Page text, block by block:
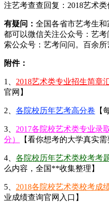
注艺考查查回复：2018艺术类
有疑问： 全国各省市艺考生和
都可以微信关注公众号：艺考
索公众号：艺考问问。百余所
附件：
1、 2018艺术类专业招生简章
官网】
2、 各院校历年艺考高分卷 【
3、 2017各院校艺术类专业录
分）
【看你想考的大学真实需
4、 各院校历年艺术类校考考
么内容，全国**收集整理】
5、 2018各院校艺术类校考成
业成绩查询官网入口】